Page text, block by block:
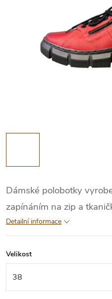
Dámské polobotky
zapínáním na zip a
Detailní informace
Velikost